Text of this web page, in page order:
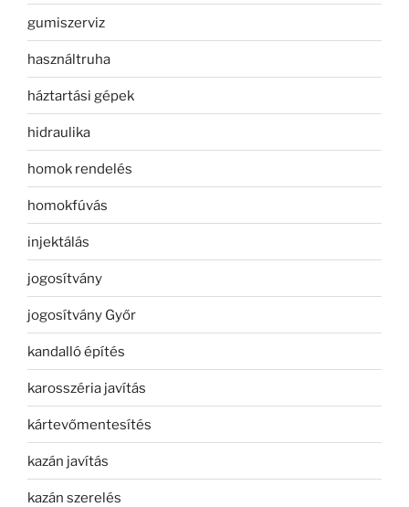
gumiszerviz
használtruha
háztartási gépek
hidraulika
homok rendelés
homokfúvás
injektálás
jogosítvány
jogosítvány Győr
kandalló építés
karosszéria javítás
kártevőmentesítés
kazán javítás
kazán szerelés